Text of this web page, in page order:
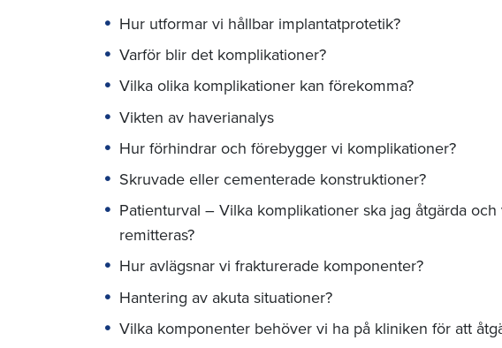
Hur utformar vi hållbar implantatprotetik?
Varför blir det komplikationer?
Vilka olika komplikationer kan förekomma?
Vikten av haverianalys
Hur förhindrar och förebygger vi komplikationer?
Skruvade eller cementerade konstruktioner?
Patienturval – Vilka komplikationer ska jag åtgärda
remitteras?
Hur avlägsnar vi frakturerade komponenter?
Hantering av akuta situationer?
Vilka komponenter behöver vi ha på kliniken för att